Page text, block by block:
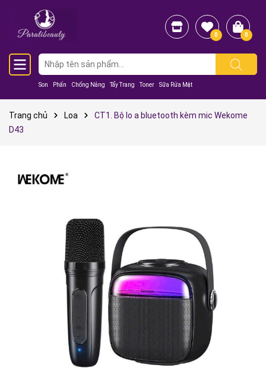
Son Phấn Chống Nắng Tẩy Trang Toner Sữa Rửa Mặt
0 0
Trang chủ Loa
CT1. Bộ lo a bluetooth kèm mic Wekome
D43
Mã giảm giá:
Ngày hết hạn:
Điều kiện: